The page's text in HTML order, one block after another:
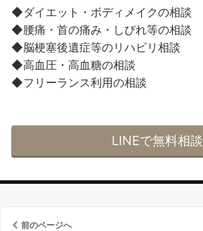
◆ダイエット・ボディメイクの相談
◆腰痛・首の痛み・しびれ等の相談
◆脳梗塞後遺症等のリハビリ相談
◆高血圧・高血糖の相談
◆フリーランス利用の相談
LINEで無料相談
前のページへ